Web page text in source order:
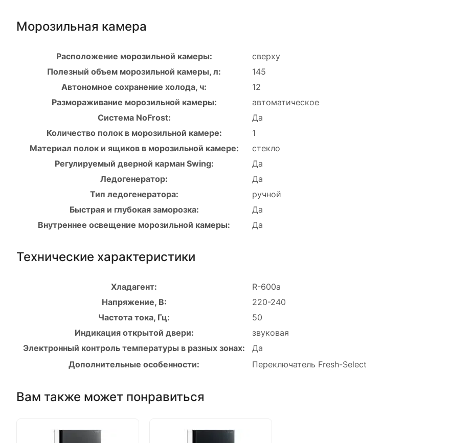
Морозильная камера
Расположение морозильной камеры:
сверху
Полезный объем морозильной камеры, л:
145
Автономное сохранение холода, ч:
12
Размораживание морозильной камеры:
автоматическое
Система NoFrost:
Да
Количество полок в морозильной камере:
1
Материал полок и ящиков в морозильной камере:
стекло
Регулируемый дверной карман Swing:
Да
Ледогенератор:
Да
Тип ледогенератора:
ручной
Быстрая и глубокая заморозка:
Да
Внутреннее освещение морозильной камеры:
Да
Технические характеристики
Хладагент:
R-600a
Напряжение, В:
220-240
Частота тока, Гц:
50
Индикация открытой двери:
звуковая
Электронный контроль температуры в разных зонах:
Да
Дополнительные особенности:
Переключатель Fresh-Select
Вам также может понравиться